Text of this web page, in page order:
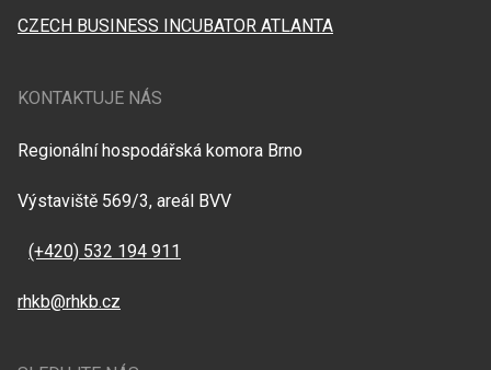
CZECH BUSINESS INCUBATOR ATLANTA
KONTAKTUJE NÁS
Regionální hospodářská komora Brno
Výstaviště 569/3, areál BVV
(+420) 532 194 911
rhkb@rhkb.cz